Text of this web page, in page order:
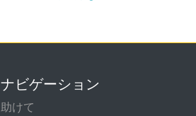
ナビゲーション
助けて